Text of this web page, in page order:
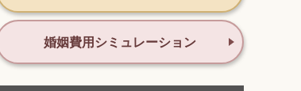
婚姻費用シミュレーション